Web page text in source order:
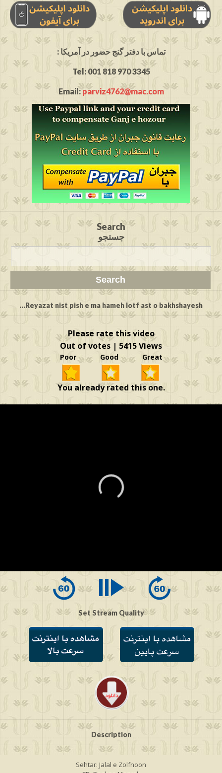
: تماس با دفتر گنج حضور در آمریکا
Tel: 001 818 970 3345
Email:parviz4762@mac.com
Search
جستجو
Reyazat nist pish e ma hameh lotf ast o bakhshayesh...
Please rate this video
Out of votes | 5415 Views
Poor Good Great
You already rated this one.
of
Set Stream Quality
Description
Sehtar: Jalal e Zolfnoon